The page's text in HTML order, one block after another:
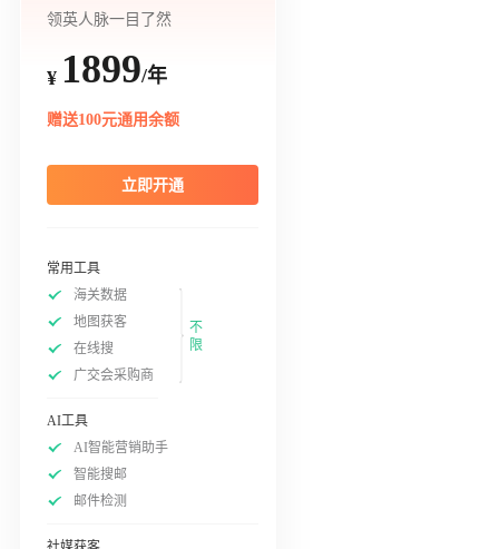
领英人脉一目了然
¥ 1899/年
赠送100元通用余额
立即开通
常用工具
海关数据
地图获客
在线搜
广交会采购商
不
限
AI工具
AI智能营销助手
智能搜邮
邮件检测